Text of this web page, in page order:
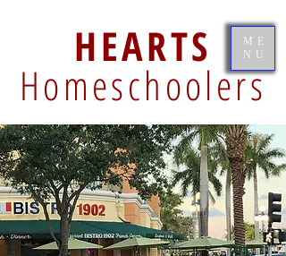
HEARTS
Homeschoolers
ME
NU